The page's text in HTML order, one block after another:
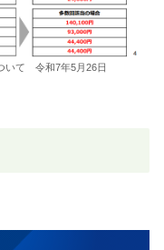
いて 令和7年5月26日